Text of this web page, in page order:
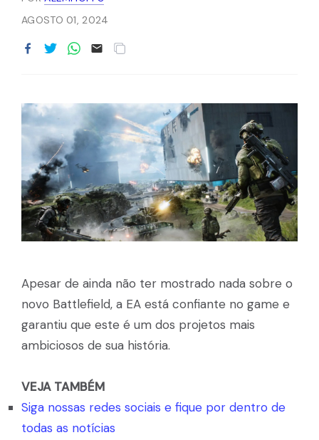
AGOSTO 01, 2024
Apesar de ainda não ter mostrado nada sobre o
novo Battlefield, a EA está confiante no game e
garantiu que este é um dos projetos mais
ambiciosos de sua história.
VEJA TAMBÉM
Siga nossas redes sociais e fique por dentro de
todas as notícias